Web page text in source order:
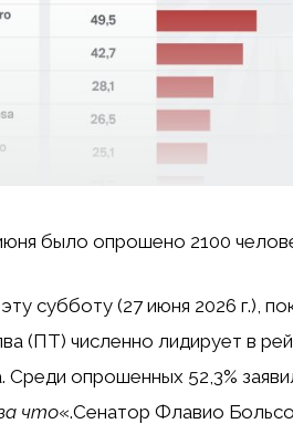
было опрошено 2100
субботу (27 июня 2026 г.),
(ПТ) численно лидирует в
Среди опрошенных 52,3%
что«.Сенатор Флавио